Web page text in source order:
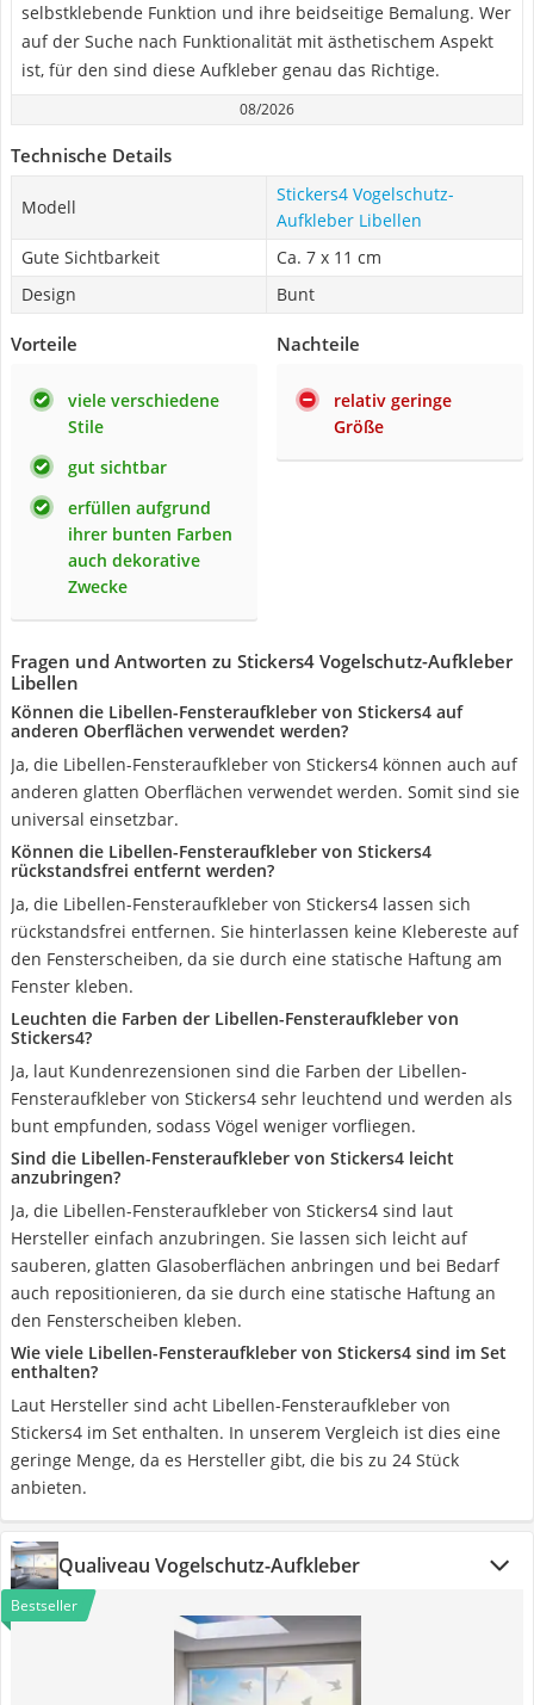
selbstklebende Funktion und ihre beidseitige Bemalung. Wer
auf der Suche nach Funktionalität mit ästhetischem Aspekt
ist, für den sind diese Aufkleber genau das Richtige.
08/2026
Technische Details
Modell
Stickers4 Vogelschutz-
Aufkleber Libellen
Gute Sichtbarkeit
Ca. 7 x 11 cm
Design
Bunt
Vorteile
viele verschiedene
Stile
gut sichtbar
erfüllen aufgrund
ihrer bunten Farben
auch dekorative
Zwecke
Nachteile
relativ geringe
Größe
Fragen und Antworten zu Stickers4 Vogelschutz-Aufkleber
Libellen
Können die Libellen-Fensteraufkleber von Stickers4 auf
anderen Oberflächen verwendet werden?
Ja, die Libellen-Fensteraufkleber von Stickers4 können auch auf
anderen glatten Oberflächen verwendet werden. Somit sind sie
universal einsetzbar.
Können die Libellen-Fensteraufkleber von Stickers4
rückstandsfrei entfernt werden?
Ja, die Libellen-Fensteraufkleber von Stickers4 lassen sich
rückstandsfrei entfernen. Sie hinterlassen keine Klebereste auf
den Fensterscheiben, da sie durch eine statische Haftung am
Fenster kleben.
Leuchten die Farben der Libellen-Fensteraufkleber von
Stickers4?
Ja, laut Kundenrezensionen sind die Farben der Libellen-
Fensteraufkleber von Stickers4 sehr leuchtend und werden als
bunt empfunden, sodass Vögel weniger vorfliegen.
Sind die Libellen-Fensteraufkleber von Stickers4 leicht
anzubringen?
Ja, die Libellen-Fensteraufkleber von Stickers4 sind laut
Hersteller einfach anzubringen. Sie lassen sich leicht auf
sauberen, glatten Glasoberflächen anbringen und bei Bedarf
auch repositionieren, da sie durch eine statische Haftung an
den Fensterscheiben kleben.
Wie viele Libellen-Fensteraufkleber von Stickers4 sind im Set
enthalten?
Laut Hersteller sind acht Libellen-Fensteraufkleber von
Stickers4 im Set enthalten. In unserem Vergleich ist dies eine
geringe Menge, da es Hersteller gibt, die bis zu 24 Stück
anbieten.
Qualiveau Vogelschutz-Aufkleber
Bestseller